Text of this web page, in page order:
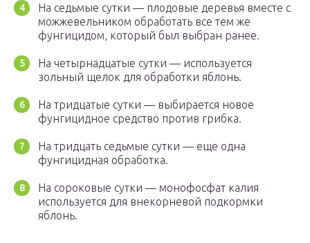
На седьмые сутки — плодовые деревья вместе с
можжевельником обработать все тем же
фунгицидом, который был выбран ранее.
На четырнадцатые сутки — используется
зольный щелок для обработки яблонь.
На тридцатые сутки — выбирается новое
фунгицидное средство против грибка.
На тридцать седьмые сутки — еще одна
фунгицидная обработка.
На сороковые сутки — монофосфат калия
используется для внекорневой подкормки
яблонь.